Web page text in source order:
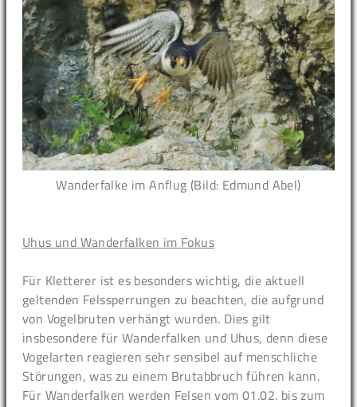
Wanderfalke im Anflug (Bild: Edmund Abel)
Uhus und Wanderfalken im Fokus
Für Kletterer ist es besonders wichtig, die aktuell
geltenden Felssperrungen zu beachten, die aufgrund
von Vogelbruten verhängt wurden. Dies gilt
insbesondere für Wanderfalken und Uhus, denn diese
Vogelarten reagieren sehr sensibel auf menschliche
Störungen, was zu einem Brutabbruch führen kann.
Für Wanderfalken werden Felsen vom 01.02. bis zum